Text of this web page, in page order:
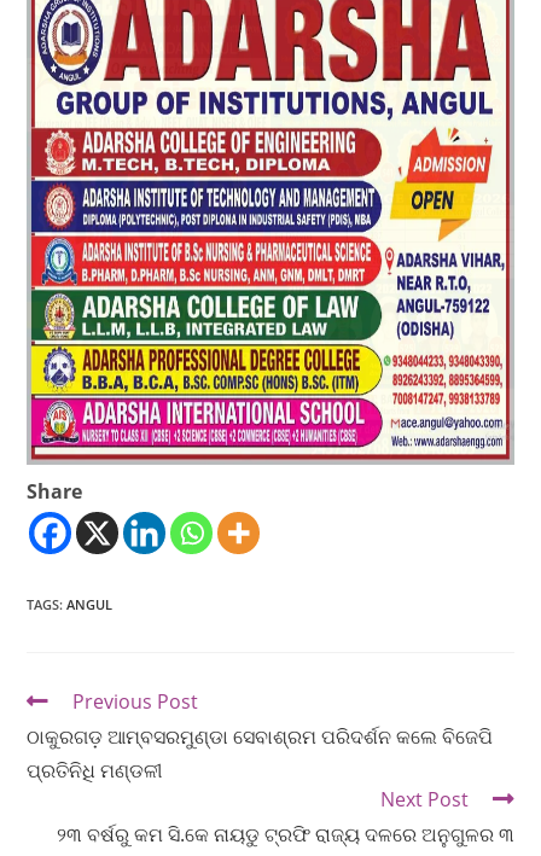
Share
TAGS:ANGUL
Previous Post
ଠାକୁରଗଡ଼ ଆମ୍ବସରମୁଣ୍ଡା ସେବାଶ୍ରମ ପରିଦର୍ଶନ କଲେ ବିଜେପି
ପ୍ରତିନିଧି ମଣ୍ଡଳୀ
Next Post
୨୩ ବର୍ଷରୁ କମ ସି.କେ ନାୟଡୁ ଟ୍ରଫି ରାଜ୍ୟ ଦଳରେ ଅନୁଗୁଳର ୩